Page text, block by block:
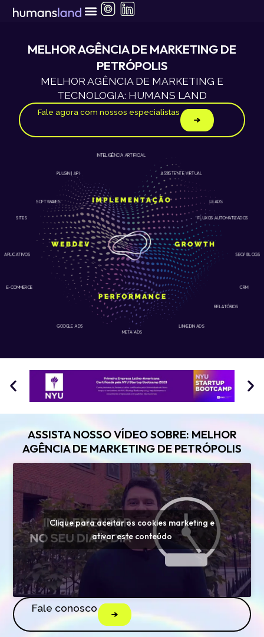
para
conteúdoMELHOR AGÊNCIA DE MARKETING DE
PETRÓPOLIS
MELHOR AGÊNCIA DE MARKETING E
TECNOLOGIA: HUMANS LAND
Fale agora com nossos especialistas
GOOGLE ADS LINKEDIN ADS
APLICATIVOS
SITES
E-COMMERCE
META ADS
CRM
RELATÓRIOS
SEO/ BLOGS
FLUXOS AUTOMATIZADOS
INTELIGÊNCIA ARTIFICIAL
PLUGIN | API
SOFTWARES
ASSISTENTE VIRTUAL
LEADS
ASSISTA NOSSO VÍDEO SOBRE: MELHOR
AGÊNCIA DE MARKETING DE PETRÓPOLIS
Clique para aceitar os cookies marketing e
ativar este conteúdo
Fale conosco